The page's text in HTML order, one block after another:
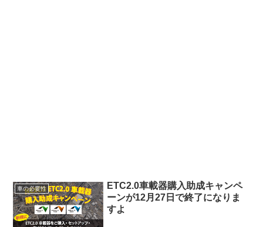
車の必要性
ETC2.0車載器購入助成キャンペ
ーンが12月27日で終了になりま
すよ